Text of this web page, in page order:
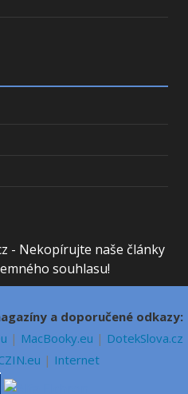
- Nekopírujte naše články
souhlasu!
a doporučené odkazy:
| MacBooky.eu | DotekSlova.cz
| Internet